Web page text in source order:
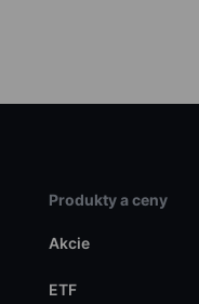
Produkty a ceny
Akcie
ETF